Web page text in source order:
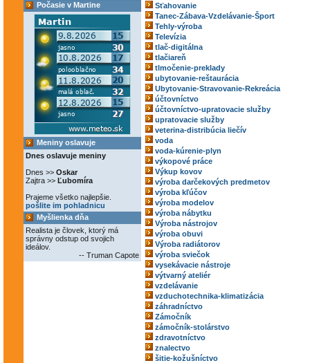
Počasie v Martine
Meniny oslavuje
Dnes oslavuje meniny
Dnes >> Oskar
Zajtra >> Ľubomíra
Prajeme všetko najlepšie.
pošlite im pohladnicu
Myšlienka dňa
Realista je človek, ktorý má
správny odstup od svojich
ideálov.
-- Truman Capote
Sťahovanie
Tanec-Zábava-Vzdelávanie-Šport
Tehly-výroba
Televízia
tlač-digitálna
tlačiareň
tlmočenie-preklady
ubytovanie-reštaurácia
Ubytovanie-Stravovanie-Rekreácia
účtovníctvo
účtovníctvo-upratovacie služby
upratovacie služby
veterina-distribúcia liečív
voda
voda-kúrenie-plyn
výkopové práce
Výkup kovov
výroba darčekových predmetov
výroba kľúčov
výroba modelov
výroba nábytku
Výroba nástrojov
výroba obuvi
Výroba radiátorov
výroba sviečok
vysekávacie nástroje
výtvarný ateliér
vzdelávanie
vzduchotechnika-klimatizácia
záhradníctvo
Zámočník
zámočník-stolárstvo
zdravotníctvo
znalectvo
šitie-kožušníctvo